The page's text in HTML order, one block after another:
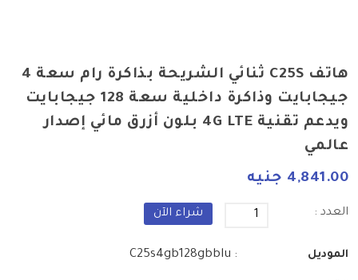
هاتف C25S ثنائي الشريحة بذاكرة رام سعة 4
جيجابايت وذاكرة داخلية سعة 128 جيجابايت
ويدعم تقنية 4G LTE بلون أزرق مائي إصدار
عالمي
4,841.00 جنيه
العدد : شراء الآن
الموديل : C25s4gb128gbblu